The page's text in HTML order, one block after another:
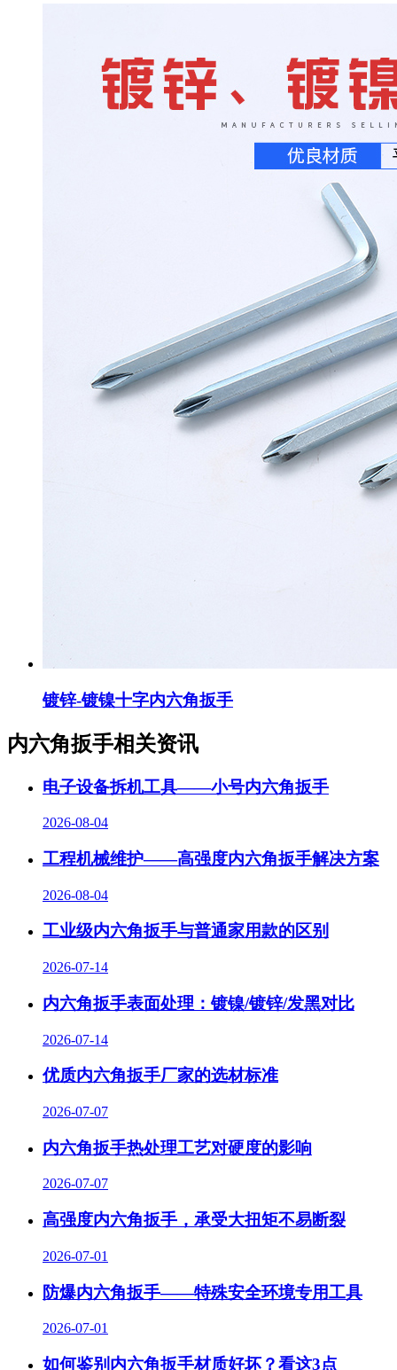
镀锌-镀镍十字内六角扳手
内六角扳手相关资讯
电子设备拆机工具——小号内六角扳手
2026-08-04
工程机械维护——高强度内六角扳手解决方案
2026-08-04
工业级内六角扳手与普通家用款的区别
2026-07-14
内六角扳手表面处理：镀镍/镀锌/发黑对比
2026-07-14
优质内六角扳手厂家的选材标准
2026-07-07
内六角扳手热处理工艺对硬度的影响
2026-07-07
高强度内六角扳手，承受大扭矩不易断裂
2026-07-01
防爆内六角扳手——特殊安全环境专用工具
2026-07-01
如何鉴别内六角扳手材质好坏？看这3点